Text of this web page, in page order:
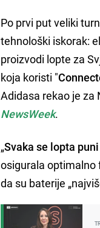
Po prvi put veliki
tehnološki iskorak:
proizvodi lopte za
koja koristi "
Adidasa rekao je za
NewsWeek.
„Svaka se lopta
osigurala optimalno
da su baterije